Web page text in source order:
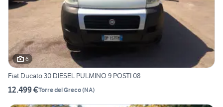
6
Fiat Ducato 30 DIESEL PULMINO 9 POSTI 08
12.499 €Torre del Greco(NA)